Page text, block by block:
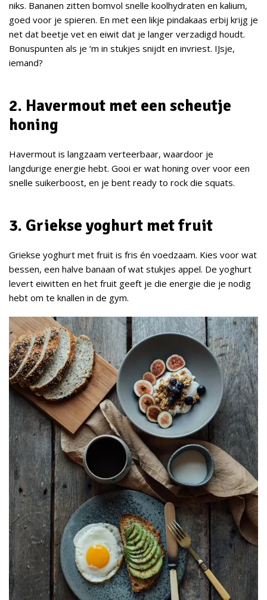
niks. Bananen zitten bomvol snelle koolhydraten en kalium,
goed voor je spieren. En met een likje pindakaas erbij krijg je
net dat beetje vet en eiwit dat je langer verzadigd houdt.
Bonuspunten als je ‘m in stukjes snijdt en invriest. IJsje,
iemand?
2. Havermout met een scheutje
honing
Havermout is langzaam verteerbaar, waardoor je
langdurige energie hebt. Gooi er wat honing over voor een
snelle suikerboost, en je bent ready to rock die squats.
3. Griekse yoghurt met fruit
Griekse yoghurt met fruit is fris én voedzaam. Kies voor wat
bessen, een halve banaan of wat stukjes appel. De yoghurt
levert eiwitten en het fruit geeft je die energie die je nodig
hebt om te knallen in de gym.